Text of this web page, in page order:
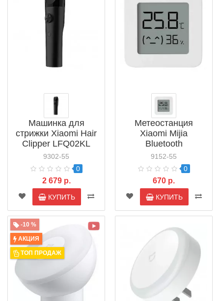
Машинка для
стрижки Xiaomi Hair
Clipper LFQ02KL
(BHR4832CN)
9302-55
0
2 679 р.
КУПИТЬ
Метеостанция
Xiaomi Mijia
Bluetooth
Hygrothermograph 2
LYWSD03MMC
(NUN4106CN)
9152-55
0
670 р.
КУПИТЬ
-10 %
АКЦИЯ
ТОП ПРОДАЖ